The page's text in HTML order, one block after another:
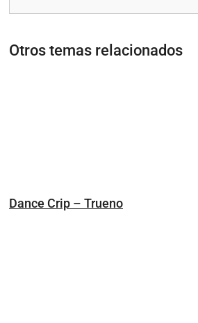
Otros temas relacionados
Dance Crip – Trueno